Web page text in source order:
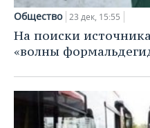
Общество 23 дек, 15:55
На поиски
«волны